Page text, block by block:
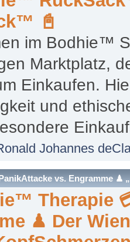
Marktplatz,
Einkaufen.
und
Johannes
vs. Engramme
Therapie
♟ Der
Als Therapie
einer